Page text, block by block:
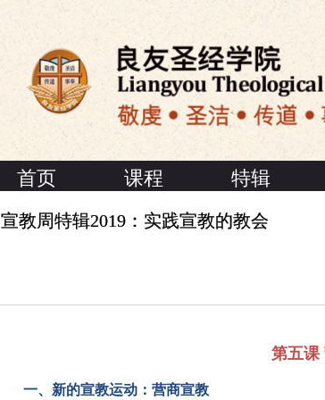
首页 课程 特辑
宣教周特辑2019：实践宣教的教会
第五
一、新的宣教运动 ： 营商宣教